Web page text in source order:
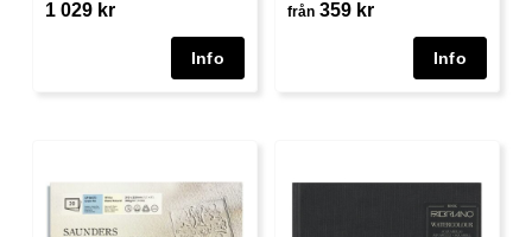
1 029 kr från 359 kr